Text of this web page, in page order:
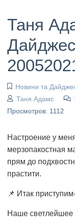
Таня
Новини та
Таня Адамс
Просмотров: 1112
Настроение у
мерзопакостная
прям до
прастити.
📌 Итак
Наше светлейшее